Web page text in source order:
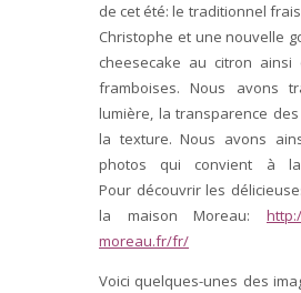
de cet été: le traditionnel
Christophe et une nouvelle
cheesecake au citron
framboises. Nous avons
lumière, la transparence
la texture. Nous avons
photos qui convient à la
Pour découvrir les
la maison Moreau:
moreau.fr/fr/
Voici quelques-unes des